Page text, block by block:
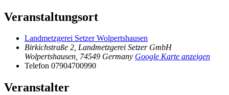
Veranstaltungsort
Landmetzgerei Setzer Wolpertshausen
Birkichstraße 2, Landmetzgerei Setzer GmbH
Wolpertshausen, 74549 Germany Google Karte anzeigen
Telefon 07904700990
Veranstalter